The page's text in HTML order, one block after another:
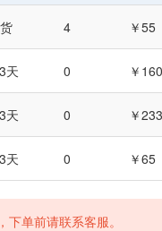
4 ￥55
天 0 ￥160
天 0 ￥233
天 0 ￥65
单前请联系客服。